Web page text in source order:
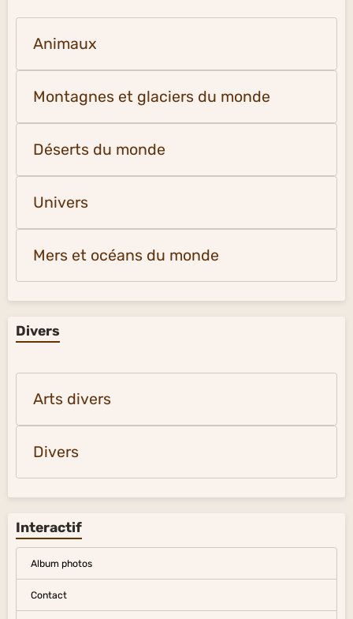
Animaux
Montagnes et glaciers du monde
Déserts du monde
Univers
Mers et océans du monde
Divers
Arts divers
Divers
Interactif
Album photos
Contact